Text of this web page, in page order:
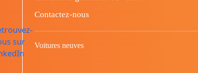
Contactez-nous
Voitures neuves